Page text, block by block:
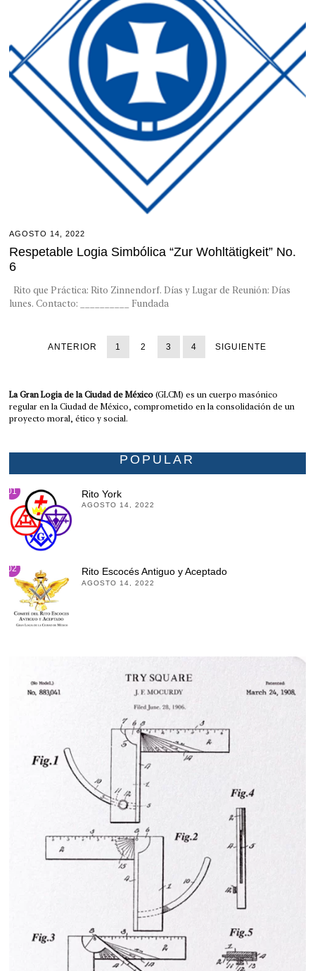
AGOSTO 14, 2022
Respetable Logia Simbólica “Zur Wohltätigkeit” No.
6
Rito que Práctica: Rito Zinnendorf. Días y Lugar de Reunión: Días
lunes. Contacto: __________ Fundada
ANTERIOR 1 2 3 4 SIGUIENTE
La Gran Logia de la Ciudad de México (GLCM) es un cuerpo masónico
regular en la Ciudad de México, comprometido en la consolidación de un
proyecto moral, ético y social.
POPULAR
01 Rito York
AGOSTO 14, 2022
02 Rito Escocés Antiguo y Aceptado
AGOSTO 14, 2022